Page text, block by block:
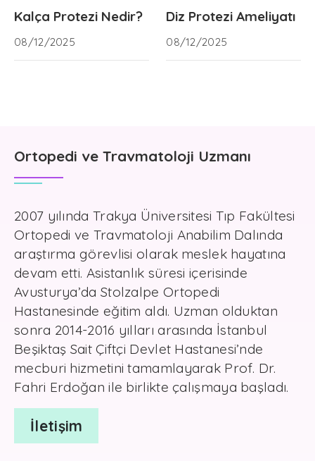
Kalça Protezi Nedir?
08/12/2025
Diz Protezi Ameliyatı
08/12/2025
Ortopedi ve Travmatoloji Uzmanı
2007 yılında Trakya Üniversitesi Tıp Fakültesi
Ortopedi ve Travmatoloji Anabilim Dalında
araştırma görevlisi olarak meslek hayatına
devam etti. Asistanlık süresi içerisinde
Avusturya’da Stolzalpe Ortopedi
Hastanesinde eğitim aldı. Uzman olduktan
sonra 2014-2016 yılları arasında İstanbul
Beşiktaş Sait Çiftçi Devlet Hastanesi’nde
mecburi hizmetini tamamlayarak Prof. Dr.
Fahri Erdoğan ile birlikte çalışmaya başladı.
İletişim